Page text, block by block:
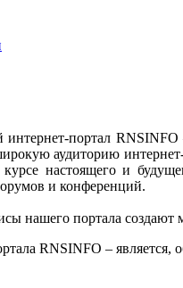
интернет-портал
аудиторию
настоящего и
и конференций.
нашего портала создают
RNSINFO – является,